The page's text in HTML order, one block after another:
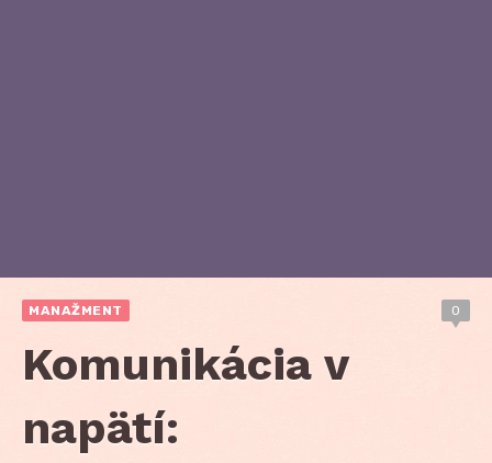
MANAŽMENT 0
Komunikácia v
napätí: